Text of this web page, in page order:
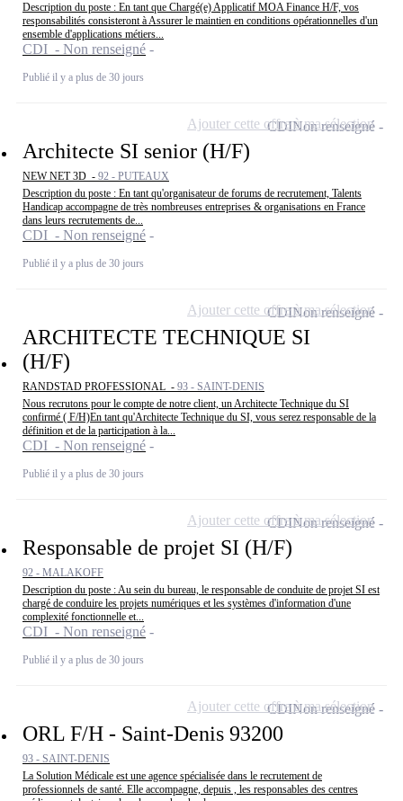
Description du poste : En tant que Chargé(e) Applicatif MOA Finance H/F, vos
responsabilités consisteront à Assurer le maintien en conditions opérationnelles d'un
ensemble d'applications métiers...
CDI - Non renseigné
Publié il y a plus de 30 jours
Architecte SI senior (H/F)
NEW NET 3D - 92 - PUTEAUX
Description du poste : En tant qu'organisateur de forums de recrutement, Talents
Handicap accompagne de très nombreuses entreprises & organisations en France
dans leurs recrutements de...
CDI - Non renseigné
Publié il y a plus de 30 jours
CDINon renseigné
Ajouter cette offre à ma sélection
ARCHITECTE TECHNIQUE SI
(H/F)
RANDSTAD PROFESSIONAL - 93 - SAINT-DENIS
Nous recrutons pour le compte de notre client, un Architecte Technique du SI
confirmé ( F/H)En tant qu'Architecte Technique du SI, vous serez responsable de la
définition et de la participation à la...
CDI - Non renseigné
Publié il y a plus de 30 jours
CDINon renseigné
Ajouter cette offre à ma sélection
Responsable de projet SI (H/F)
92 - MALAKOFF
Description du poste : Au sein du bureau, le responsable de conduite de projet SI est
chargé de conduire les projets numériques et les systèmes d'information d'une
complexité fonctionnelle et...
CDI - Non renseigné
Publié il y a plus de 30 jours
CDINon renseigné
Ajouter cette offre à ma sélection
ORL F/H - Saint-Denis 93200
93 - SAINT-DENIS
La Solution Médicale est une agence spécialisée dans le recrutement de
professionnels de santé. Elle accompagne, depuis , les responsables des centres
CDINon renseigné
Ajouter cette offre à ma sélection